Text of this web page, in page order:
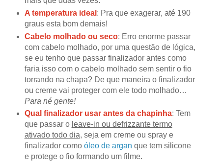
A temperatura ideal : Pra que exagerar, até 190
graus esta bom demais!
Cabelo molhado ou seco: Erro enorme passar
com cabelo molhado, por uma questão de lógica,
se eu tenho que passar finalizador antes como
faria isso com o cabelo molhado sem sentir o fio
torrando na chapa? De que maneira o finalizador
ou creme vai proteger com ele todo molhado…
Para né gente!
Qual finalizador usar antes da chapinha: Tem
que passar o leave-in ou defrizzante termo
ativado todo dia, seja em creme ou spray e
finalizador como óleo de argan que tem silicone
e protege o fio formando um filme.